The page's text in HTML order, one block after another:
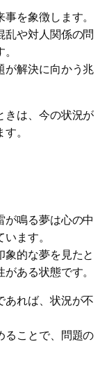
を象徴します。
乱や対人関係の問
が解決に向かう兆
きは、今の状況が
。
が鳴る夢は心の中
ます。
的な夢を見たと
ある状態です。
あれば、状況が不
ることで、問題の